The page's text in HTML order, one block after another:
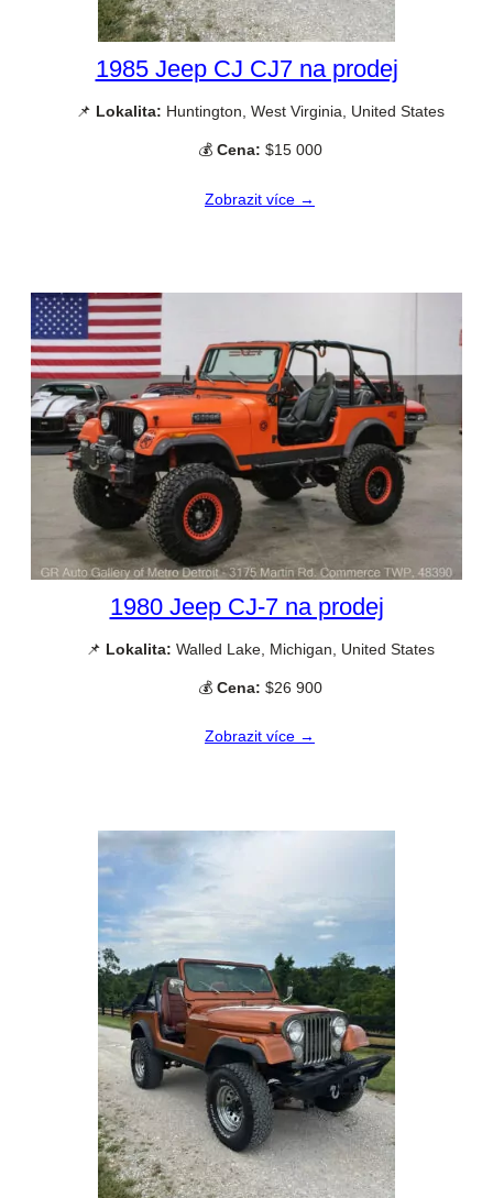
1985 Jeep CJ CJ7 na prodej
📌 Lokalita: Huntington, West Virginia, United States
💰 Cena: $15 000
Zobrazit více →
1980 Jeep CJ-7 na prodej
📌 Lokalita: Walled Lake, Michigan, United States
💰 Cena: $26 900
Zobrazit více →